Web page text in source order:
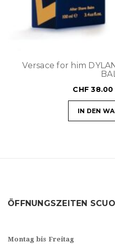
Versace for him
CHF 38.00
IN DEN
ÖFFNUNGSZEITEN
Montag bis Freitag